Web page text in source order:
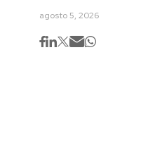
agosto 5, 2026